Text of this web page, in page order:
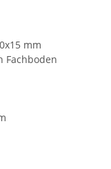
mm
Fachboden